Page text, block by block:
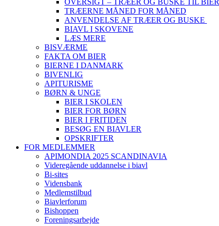
TRÆERNE MÅNED FOR MÅNED
ANVENDELSE AF TRÆER OG BUSKE
BIAVL I SKOVENE
LÆS MERE
BISVÆRME
FAKTA OM BIER
BIERNE I DANMARK
BIVENLIG
APITURISME
BØRN & UNGE
BIER I SKOLEN
BIER FOR BØRN
BIER I FRITIDEN
BESØG EN BIAVLER
OPSKRIFTER
FOR MEDLEMMER
APIMONDIA 2025 SCANDINAVIA
Videregående uddannelse i biavl
Bi-sites
Vidensbank
Medlemstilbud
Biavlerforum
Bishoppen
Foreningsarbejde